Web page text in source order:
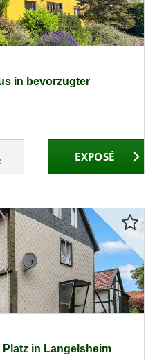
in bevorzugter
in Langelsheim